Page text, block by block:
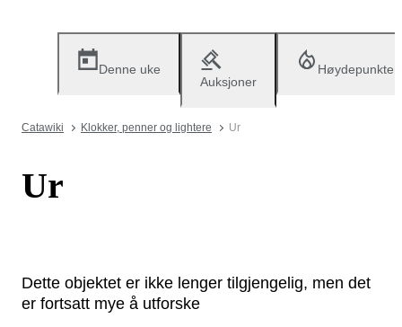
Denne uke
Auksjoner
Høydepunkter
Catawiki Klokker, penner og lightere Ur
Ur
Dette objektet er ikke lenger tilgjengelig, men det
er fortsatt mye å utforske